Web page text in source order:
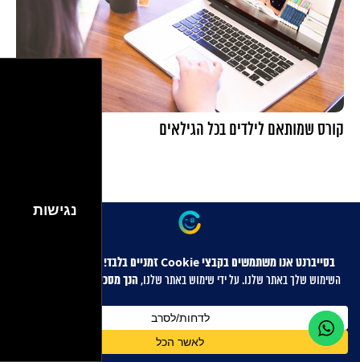
קורס שמותאם לילדים בכל הגילאים
בני הנוער כיום מבלים שעות רבות במשחקי מחשב, ברשתות החברתיות
ובאינטרנט בכלל. לא מעט בני נוער סקרנים וצמאים ללמוד אודות תחום
המחשוב. מדובר ללא ספק...
נגישות